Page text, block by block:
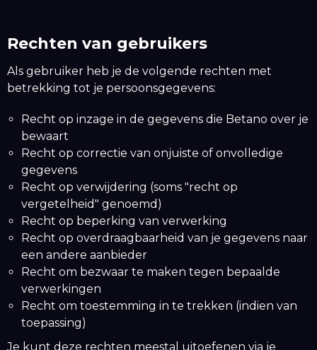
Rechten van gebruikers
Als gebruiker heb je de volgende rechten met
betrekking tot je persoonsgegevens:
Recht op inzage in de gegevens die Betano over je
bewaart
Recht op correctie van onjuiste of onvolledige
gegevens
Recht op verwijdering (soms "recht op
vergetelheid" genoemd)
Recht op beperking van verwerking
Recht op overdraagbaarheid van je gegevens naar
een andere aanbieder
Recht om bezwaar te maken tegen bepaalde
verwerkingen
Recht om toestemming in te trekken (indien van
toepassing)
Je kunt deze rechten meestal uitoefenen via je